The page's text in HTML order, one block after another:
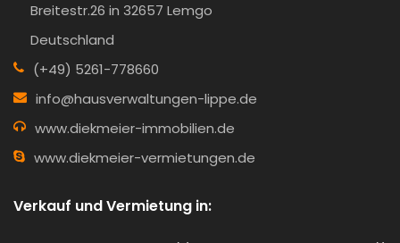
Breitestr.26 in 32657 Lemgo
Deutschland
(+49) 5261-778660
info@hausverwaltungen-lippe.de
www.diekmeier-immobilien.de
www.diekmeier-vermietungen.de
Verkauf und Vermietung in: